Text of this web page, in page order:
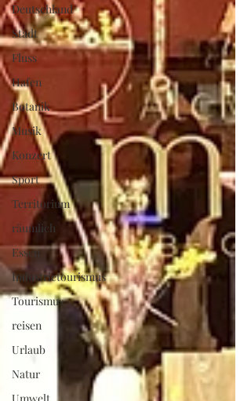
Deutschland
Stadt
Fluss
Hafen
Botanik
Musik
Konzert
Sport
Territorium
räumlich
Essen
Industrietourismus
Tourismus
reisen
Urlaub
Natur